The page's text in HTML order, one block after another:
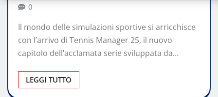
0
Il mondo delle simulazioni sportive si arricchisce
con l’arrivo di Tennis Manager 25, il nuovo
capitolo dell’acclamata serie sviluppata da…
LEGGI TUTTO